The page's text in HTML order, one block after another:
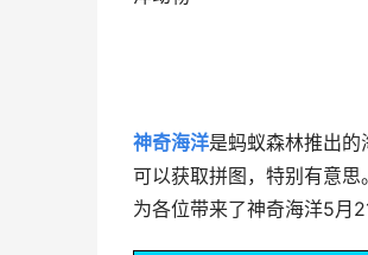
神奇海洋是蚂蚁森林推出
可以获取拼图，特别有意
为各位带来了神奇海洋5月